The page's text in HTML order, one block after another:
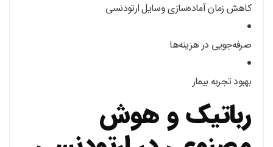
کاهش زمان آماده‌سازی وسایل ارتودنسی
صرفه‌جویی در هزینه‌ها
بهبود تجربه بیمار
رباتیک و هوش